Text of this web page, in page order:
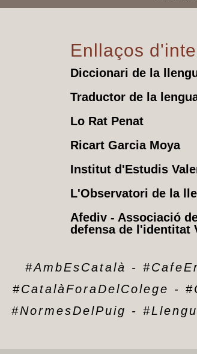
Enllaços
Diccionari de la
Traductor de la
Lo Rat Penat
Ricart Garcia Moya
Institut d'Estudis
L'Observatori de la
Afediv - Associació
defensa de l'identitat
#AmbEsCatalà -
#CatalàForaDelColege -
#NormesDelPuig -